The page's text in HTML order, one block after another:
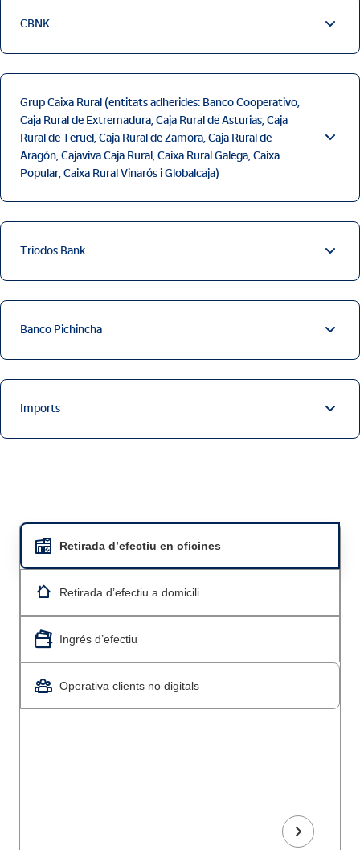
CBNK
Grup Caixa Rural (entitats adherides: Banco Cooperativo,
Caja Rural de Extremadura, Caja Rural de Asturias, Caja
Rural de Teruel, Caja Rural de Zamora, Caja Rural de
Aragón, Cajaviva Caja Rural, Caixa Rural Galega, Caixa
Popular, Caixa Rural Vinarós i Globalcaja)
Triodos Bank
Banco Pichincha
Imports
Retirada d’efectiu en oficines
Retirada d’efectiu a domicili
Ingrés d’efectiu
Operativa clients no digitals